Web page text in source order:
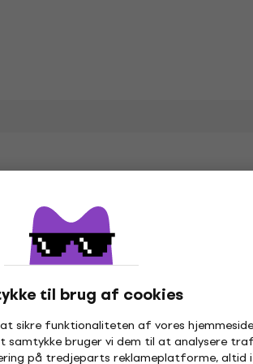
til brug af cookies
sikre funktionaliteten af vores
bruger vi dem til at analysere
på tredjeparts reklameplatforme, altid i
,
,
Ægte Bypass